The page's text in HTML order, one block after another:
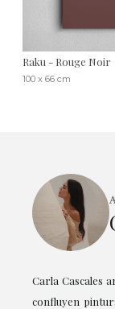
Raku - Rouge Noir
100 x 66 cm
Carla Cascales
confluyen